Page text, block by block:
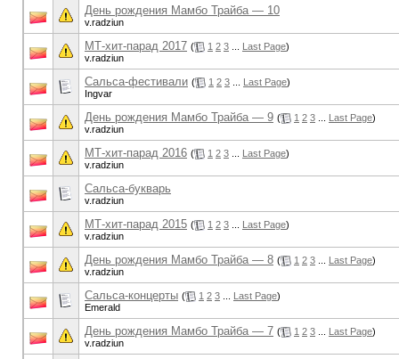
День рождения Мамбо Трайба — 10
v.radziun
МТ-хит-парад 2017 ( 1 2 3 Last Page)
v.radziun
Сальса-фестивали ( 1 2 3 Last Page)
Ingvar
День рождения Мамбо Трайба — 9 ( 1 2 3 Last Page)
v.radziun
МТ-хит-парад 2016 ( 1 2 3 Last Page)
v.radziun
Сальса-букварь
v.radziun
МТ-хит-парад 2015 ( 1 2 3 Last Page)
v.radziun
День рождения Мамбо Трайба — 8 ( 1 2 3 Last Page)
v.radziun
Сальса-концерты ( 1 2 3 Last Page)
Emerald
День рождения Мамбо Трайба — 7 ( 1 2 3 Last Page)
v.radziun